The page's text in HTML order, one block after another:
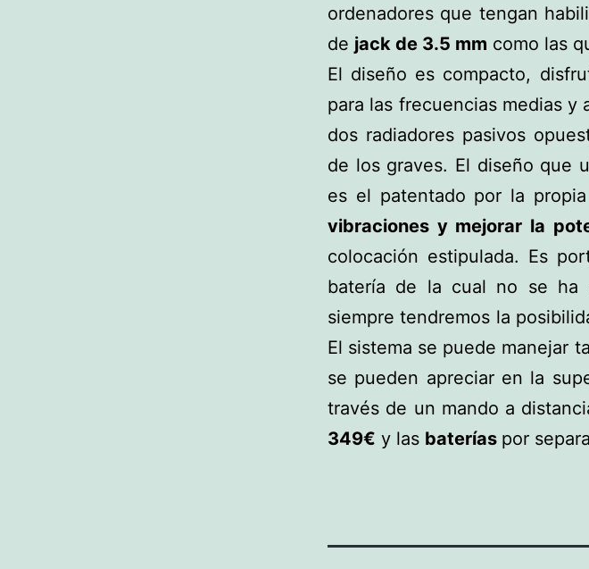
ordenadores que tengan
de jack de 3.5 mm como las
El diseño es compacto,
para las frecuencias medias
dos radiadores pasivos
de los graves. El diseño que
es el patentado por la
vibraciones y mejorar la
colocación estipulada. Es
batería de la cual no se ha
siempre tendremos la
El sistema se puede manejar
se pueden apreciar en la
través de un mando a
349€ y las baterías por